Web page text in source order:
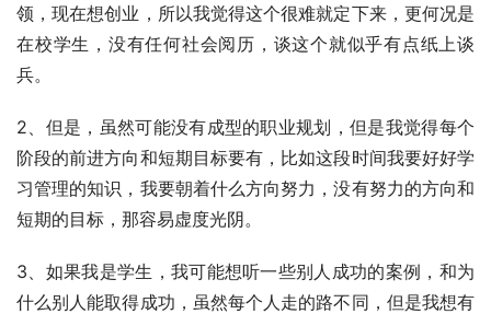
领，现在想创业，所以我觉得这个很难就定下来，更何况是
在校学生，没有任何社会阅历，谈这个就似乎有点纸上谈
兵。
2、但是，虽然可能没有成型的职业规划，但是我觉得每个
阶段的前进方向和短期目标要有，比如这段时间我要好好学
习管理的知识，我要朝着什么方向努力，没有努力的方向和
短期的目标，那容易虚度光阴。
3、如果我是学生，我可能想听一些别人成功的案例，和为
什么别人能取得成功，虽然每个人走的路不同，但是我想有